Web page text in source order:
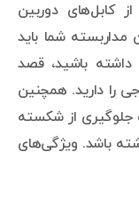
کابل‌های دوربین
شما باید
داشته باشید، قصد
را دارید. همچنین
جلوگیری از شکسته
باشد. ویژگی‌های